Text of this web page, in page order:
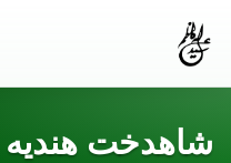
شاهدخت هندیه